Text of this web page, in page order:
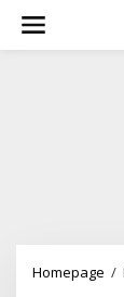
konten
Homepage /